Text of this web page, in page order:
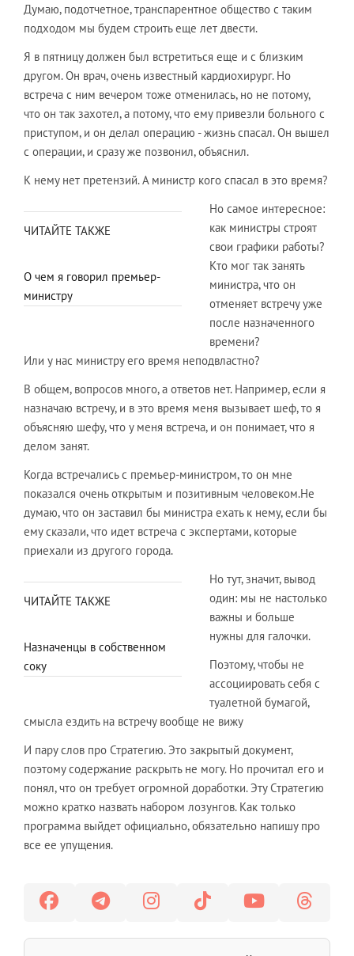
Думаю, подотчетное, транспарентное общество с таким
подходом мы будем строить еще лет двести.
Я в пятницу должен был встретиться еще и с близким
другом. Он врач, очень известный кардиохирург. Но
встреча с ним вечером тоже отменилась, но не потому,
что он так захотел, а потому, что ему привезли больного с
приступом, и он делал операцию - жизнь спасал. Он вышел
с операции, и сразу же позвонил, объяснил.
К нему нет претензий. А министр кого спасал в это время?
ЧИТАЙТЕ ТАКЖЕ
О чем я говорил премьер-
министру
Но самое интересное:
как министры строят
свои графики работы?
Кто мог так занять
министра, что он
отменяет встречу уже
после назначенного
времени?
Или у нас министру его время неподвластно?
В общем, вопросов много, а ответов нет. Например, если я
назначаю встречу, и в это время меня вызывает шеф, то я
объясняю шефу, что у меня встреча, и он понимает, что я
делом занят.
Когда встречались с премьер-министром, то он мне
показался очень открытым и позитивным человеком.Не
думаю, что он заставил бы министра ехать к нему, если бы
ему сказали, что идет встреча с экспертами, которые
приехали из другого города.
ЧИТАЙТЕ ТАКЖЕ
Назначенцы в собственном
соку
Но тут, значит, вывод
один: мы не настолько
важны и больше
нужны для галочки.
Поэтому, чтобы не
ассоциировать себя с
туалетной бумагой,
смысла ездить на встречу вообще не вижу
И пару слов про Стратегию. Это закрытый документ,
поэтому содержание раскрыть не могу. Но прочитал его и
понял, что он требует огромной доработки. Эту Стратегию
можно кратко назвать набором лозунгов. Как только
программа выйдет официально, обязательно напишу про
все ее упущения.